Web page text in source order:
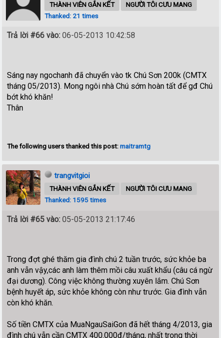
THÀNH VIÊN GẮN KẾT
NGƯỜI TÔI CƯU MANG
Thanked: 21 times
Trả lời #66 vào: 06-05-2013 10:42:58
Sáng nay ngochanh đã chuyển vào tk Chú Sơn 200k (CMTX
tháng 05/2013). Mong ngôi nhà Chú sớm hoàn tất để gđ Chú
bớt khó khăn!
Thân
The following users thanked this post:maitramtg
trangvitgioi
THÀNH VIÊN GẮN KẾT
NGƯỜI TÔI CƯU MANG
Thanked: 1595 times
Trả lời #65 vào: 05-05-2013 21:17:46
Trong đợt ghé thăm gia đình chú 2 tuần trước, sức khỏe ba
anh vẫn vậy,các anh làm thêm mồi câu xuất khẩu (câu cá ngừ
đại dương). Công việc không thường xuyên lắm. Chú Sơn
bệnh huyết áp, sức khỏe không còn như trước. Gia đình vẫn
còn khó khăn.
Số tiền CMTX của MuaNgauSaiGon đã hết tháng 4/2013, gia
đình chú vẫn cần CMTX 400.000đ/tháng, nhất trong thời